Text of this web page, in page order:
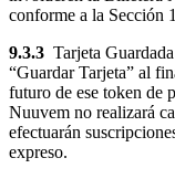
conforme a la Sección
9.3.3 Tarjeta
“Guardar Tarjeta” al
futuro de ese token de
Nuuvem no realizará
efectuarán
expreso.